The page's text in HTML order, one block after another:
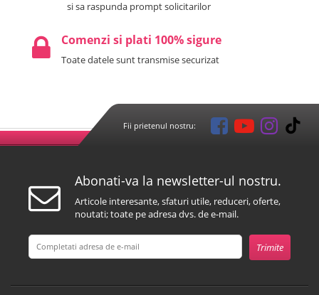
si sa raspunda prompt solicitarilor
Comenzi si plati 100% sigure
Toate datele sunt transmise securizat
Fii prietenul nostru:
Abonati-va la newsletter-ul nostru.
Articole interesante, sfaturi utile, reduceri, oferte,
noutati; toate pe adresa dvs. de e-mail.